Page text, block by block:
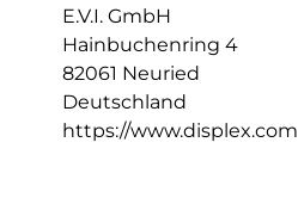
E.V.I. GmbH
Hainbuchenring 4
82061 Neuried
Deutschland
https://www.displex.com